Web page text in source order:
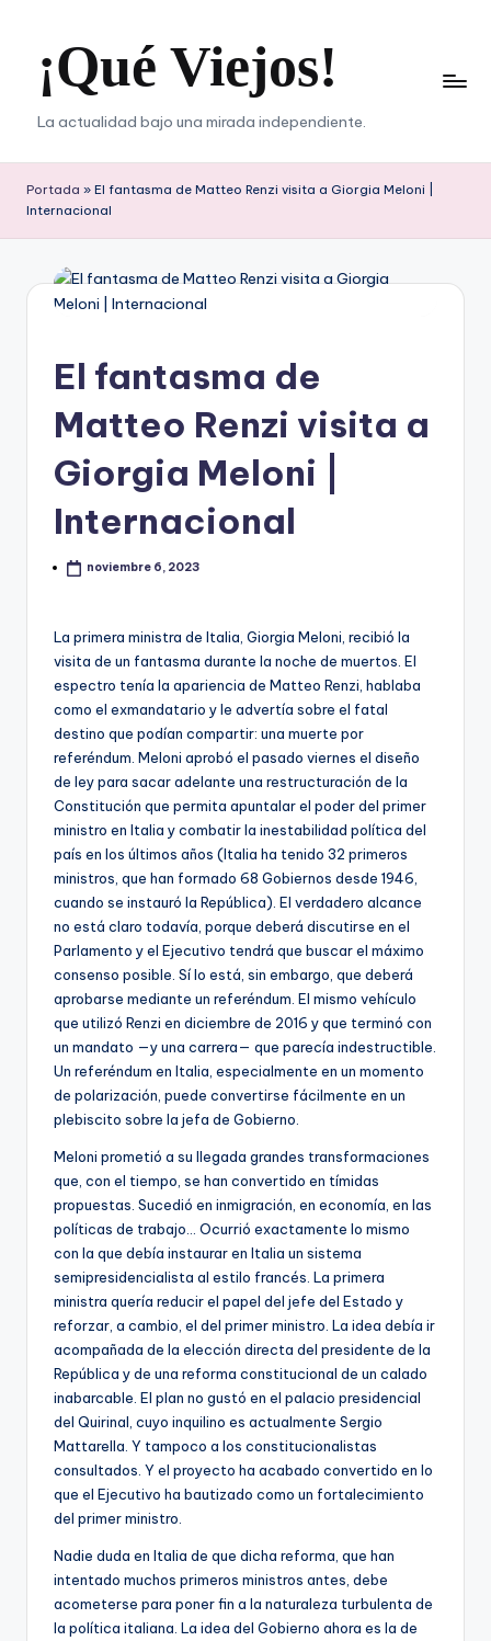
contenido¡Qué Viejos!
La actualidad bajo una mirada independiente.
Portada » El fantasma de Matteo Renzi visita a Giorgia Meloni |
Internacional
El fantasma de
Matteo Renzi visita a
Giorgia Meloni |
Internacional
noviembre 6, 2023
La primera ministra de Italia, Giorgia Meloni, recibió la
visita de un fantasma durante la noche de muertos. El
espectro tenía la apariencia de Matteo Renzi, hablaba
como el exmandatario y le advertía sobre el fatal
destino que podían compartir: una muerte por
referéndum. Meloni aprobó el pasado viernes el diseño
de ley para sacar adelante una restructuración de la
Constitución que permita apuntalar el poder del primer
ministro en Italia y combatir la inestabilidad política del
país en los últimos años (Italia ha tenido 32 primeros
ministros, que han formado 68 Gobiernos desde 1946,
cuando se instauró la República). El verdadero alcance
no está claro todavía, porque deberá discutirse en el
Parlamento y el Ejecutivo tendrá que buscar el máximo
consenso posible. Sí lo está, sin embargo, que deberá
aprobarse mediante un referéndum. El mismo vehículo
que utilizó Renzi en diciembre de 2016 y que terminó con
un mandato —y una carrera— que parecía indestructible.
Un referéndum en Italia, especialmente en un momento
de polarización, puede convertirse fácilmente en un
plebiscito sobre la jefa de Gobierno.
Meloni prometió a su llegada grandes transformaciones
que, con el tiempo, se han convertido en tímidas
propuestas. Sucedió en inmigración, en economía, en las
políticas de trabajo… Ocurrió exactamente lo mismo
con la que debía instaurar en Italia un sistema
semipresidencialista al estilo francés. La primera
ministra quería reducir el papel del jefe del Estado y
reforzar, a cambio, el del primer ministro. La idea debía ir
acompañada de la elección directa del presidente de la
República y de una reforma constitucional de un calado
inabarcable. El plan no gustó en el palacio presidencial
del Quirinal, cuyo inquilino es actualmente Sergio
Mattarella. Y tampoco a los constitucionalistas
consultados. Y el proyecto ha acabado convertido en lo
que el Ejecutivo ha bautizado como un fortalecimiento
del primer ministro.
Nadie duda en Italia de que dicha reforma, que han
intentado muchos primeros ministros antes, debe
acometerse para poner fin a la naturaleza turbulenta de
la política italiana. La idea del Gobierno ahora es la de